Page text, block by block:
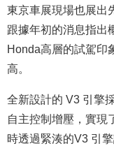
東京車展現場也展出
跟據年初的消息指出
Honda高層的試駕印
高。
全新設計的 V3 引擎
自主控制增壓，實現
時透過緊湊的V3 引